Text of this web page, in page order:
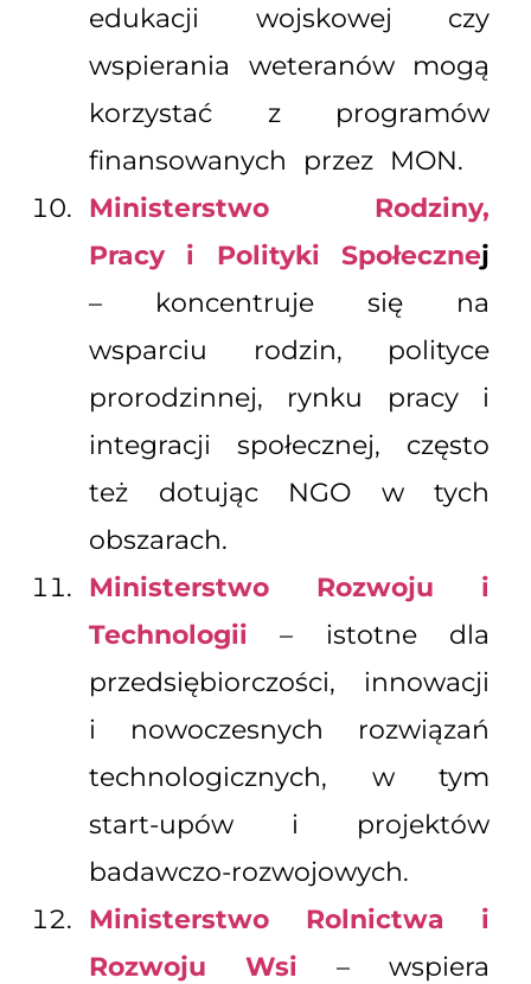
edukacji wojskowej czy
wspierania weteranów mogą
korzystać z programów
finansowanych przez MON.
Ministerstwo Rodziny,
Pracy i Polityki Społecznej
– koncentruje się na
wsparciu rodzin, polityce
prorodzinnej, rynku pracy i
integracji społecznej, często
też dotując NGO w tych
obszarach.
Ministerstwo Rozwoju i
Technologii
– istotne dla
przedsiębiorczości, innowacji
i nowoczesnych rozwiązań
technologicznych, w tym
start-upów i projektów
badawczo-rozwojowych.
Ministerstwo Rolnictwa i
Rozwoju Wsi
– wspiera